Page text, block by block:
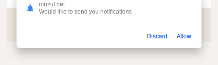
muzut.net
Would like to send you notifications
Discard Allow